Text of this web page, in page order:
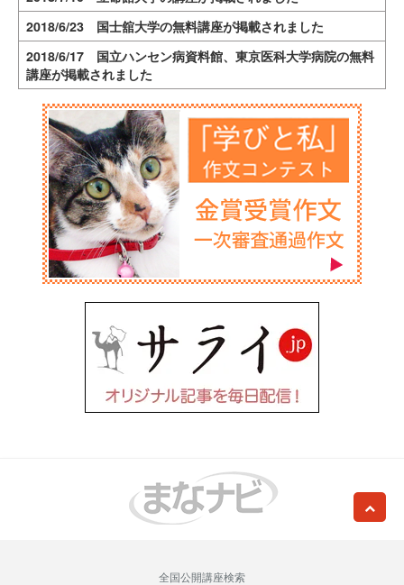
2018/6/23 国士舘大学の無料講座が掲載されました
2018/6/17 国立ハンセン病資料館、東京医科大学病院の無料
講座が掲載されました
全国公開講座検索